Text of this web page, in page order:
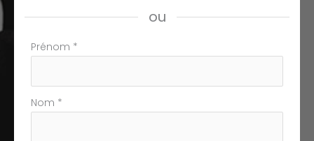
ou
Formulaire
téléphone
Prénom *
Nom *